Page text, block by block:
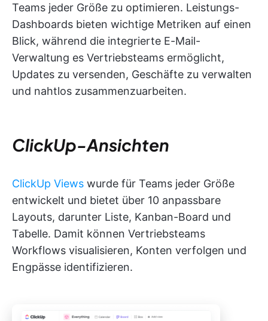
Teams jeder Größe zu optimieren. Leistungs-
Dashboards bieten wichtige Metriken auf einen
Blick, während die integrierte E-Mail-
Verwaltung es Vertriebsteams ermöglicht,
Updates zu versenden, Geschäfte zu verwalten
und nahtlos zusammenzuarbeiten.
ClickUp-Ansichten
ClickUp Views wurde für Teams jeder Größe
entwickelt und bietet über 10 anpassbare
Layouts, darunter Liste, Kanban-Board und
Tabelle. Damit können Vertriebsteams
Workflows visualisieren, Konten verfolgen und
Engpässe identifizieren.